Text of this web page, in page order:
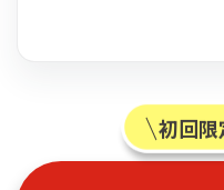
初回